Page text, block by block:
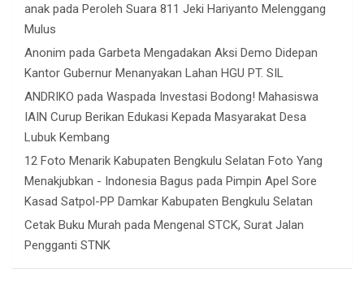
anak pada Peroleh Suara 811 Jeki Hariyanto Melenggang
Mulus
Anonim pada Garbeta Mengadakan Aksi Demo Didepan
Kantor Gubernur Menanyakan Lahan HGU PT. SIL
ANDRIKO pada Waspada Investasi Bodong! Mahasiswa
IAIN Curup Berikan Edukasi Kepada Masyarakat Desa
Lubuk Kembang
12 Foto Menarik Kabupaten Bengkulu Selatan Foto Yang
Menakjubkan - Indonesia Bagus pada Pimpin Apel Sore
Kasad Satpol-PP Damkar Kabupaten Bengkulu Selatan
Cetak Buku Murah pada Mengenal STCK, Surat Jalan
Pengganti STNK